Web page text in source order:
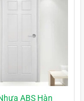
ABS Hàn